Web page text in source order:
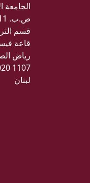
الجامعة
ص.ب. 11-0236
قسم
قاعة
رياض
1107 2020
لبنان